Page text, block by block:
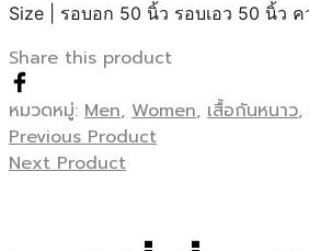
Size | รอบอก 50 นิ้ว รอบเอว 50 นิ้ว
Share this product
หมวดหมู่: Men, Women, เสื้อกันหนาว,
Previous Product
Next Product